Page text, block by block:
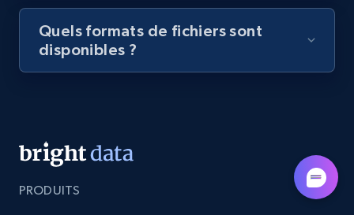
Lazada - Products - Discover products by
seller URL
991+ 165+
Quels formats de fichiers sont
disponibles ?
PRODUITS